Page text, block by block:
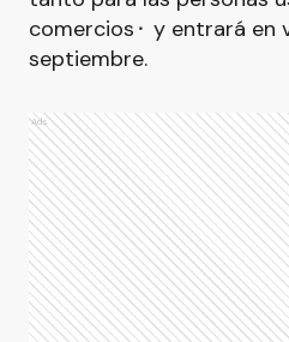
comercios⬝ y entrará en
septiembre.
Ads